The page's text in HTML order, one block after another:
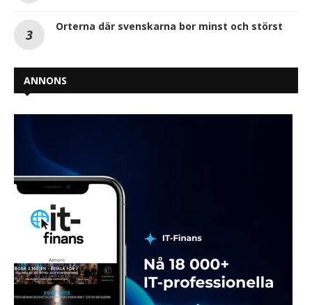
Orterna där svenskarna bor minst och störst
ANNONS